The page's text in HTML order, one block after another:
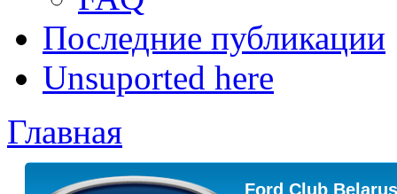
Последние публикации
Unsuported here
Главная